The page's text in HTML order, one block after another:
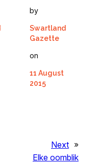
by
Swartland
Gazette
on
11 August
2015
Next »
Elke oomblik